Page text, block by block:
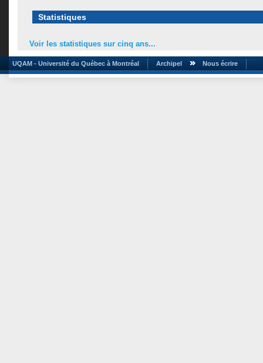
Statistiques
Voir les statistiques sur cinq ans...
UQAM - Université du Québec à Montréal Archipel Nous écrire